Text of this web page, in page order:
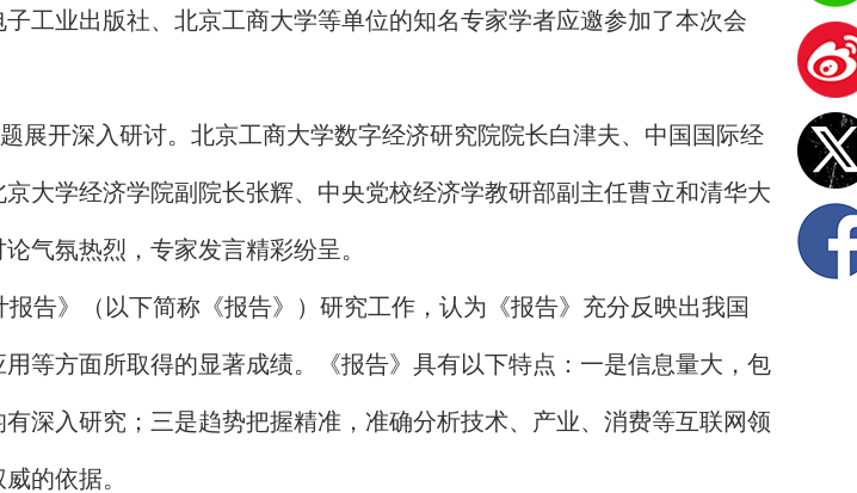
工业出版社、北京工商大学等单位的知名专家学者应邀参加了本次会
开深入研讨。北京工商大学数字经济研究院院长白津夫、中国国际经
大学经济学院副院长张辉、中央党校经济学教研部副主任曹立和清华大
气氛热烈，专家发言精彩纷呈。
》（以下简称《报告》）研究工作，认为《报告》充分反映出我国
等方面所取得的显著成绩。《报告》具有以下特点：一是信息量大，包
深入研究；三是趋势把握精准，准确分析技术、产业、消费等互联网领
的依据。